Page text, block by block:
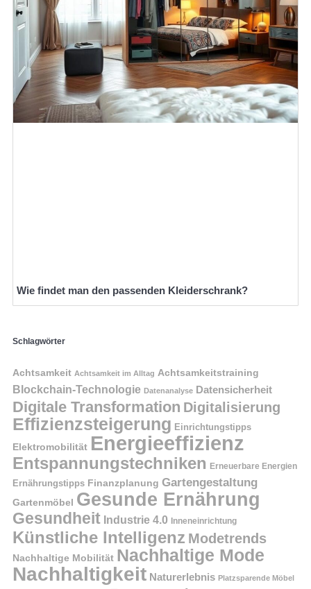
Wie findet man den passenden Kleiderschrank?
Schlagwörter
Achtsamkeit Achtsamkeit im Alltag Achtsamkeitstraining
Blockchain-Technologie Datenanalyse Datensicherheit
Digitale Transformation Digitalisierung
Effizienzsteigerung Einrichtungstipps
Elektromobilität Energieeffizienz
Entspannungstechniken Erneuerbare Energien
Ernährungstipps Finanzplanung Gartengestaltung
Gartenmöbel Gesunde Ernährung
Gesundheit Industrie 4.0 Inneneinrichtung
Künstliche Intelligenz Modetrends
Nachhaltige Mobilität Nachhaltige Mode
Nachhaltigkeit Naturerlebnis Platzsparende Möbel